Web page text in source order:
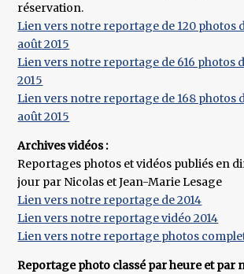
réservation.
Lien vers notre reportage de 120 photos
août 2015
Lien vers notre reportage de 616 photos
2015
Lien vers notre reportage de 168 photos
août 2015
Archives vidéos :
Reportages photos et vidéos publiés en
jour par Nicolas et Jean-Marie Lesage
Lien vers notre reportage de 2014
Lien vers notre reportage vidéo 2014
Lien vers notre reportage photos
Reportage photo classé par heure et par